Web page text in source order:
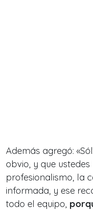
Además agregó:
obvio, y que
profesionalismo, la
informada, y ese
todo el equipo,